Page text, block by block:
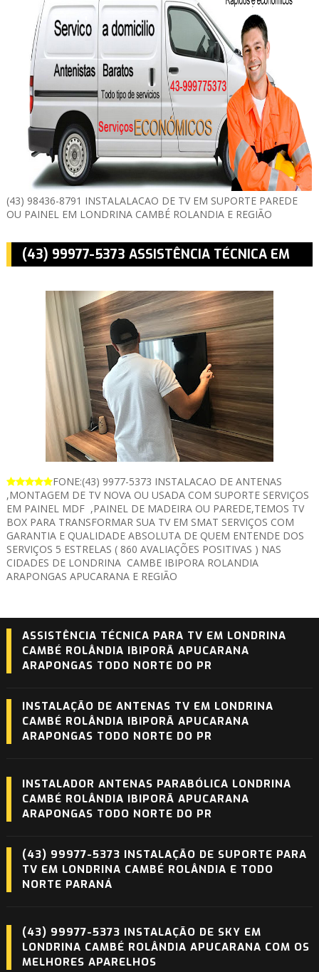
(43) 98436-8791 INSTALALACAO DE TV EM SUPORTE PAREDE
OU PAINEL EM LONDRINA CAMBÉ ROLANDIA E REGIÃO
(43) 99977-5373 ASSISTÊNCIA TÉCNICA EM
LONDRINA CAMBÉ ROLÂNDIA
FONE:(43) 9977-5373 INSTALACAO DE ANTENAS
,MONTAGEM DE TV NOVA OU USADA COM SUPORTE SERVIÇOS
EM PAINEL MDF ,PAINEL DE MADEIRA OU PAREDE,TEMOS TV
BOX PARA TRANSFORMAR SUA TV EM SMAT SERVIÇOS COM
GARANTIA E QUALIDADE ABSOLUTA DE QUEM ENTENDE DOS
SERVIÇOS 5 ESTRELAS ( 860 AVALIAÇÕES POSITIVAS ) NAS
CIDADES DE LONDRINA CAMBE IBIPORA ROLANDIA
ARAPONGAS APUCARANA E REGIÃO
ASSISTÊNCIA TÉCNICA PARA TV EM LONDRINA
CAMBÉ ROLÂNDIA IBIPORÃ APUCARANA
ARAPONGAS TODO NORTE DO PR
INSTALAÇÃO DE ANTENAS TV EM LONDRINA
CAMBÉ ROLÂNDIA IBIPORÃ APUCARANA
ARAPONGAS TODO NORTE DO PR
INSTALADOR ANTENAS PARABÓLICA LONDRINA
CAMBÉ ROLÂNDIA IBIPORÃ APUCARANA
ARAPONGAS TODO NORTE DO PR
(43) 99977-5373 INSTALAÇÃO DE SUPORTE PARA
TV EM LONDRINA CAMBÉ ROLÂNDIA E TODO
NORTE PARANÁ
(43) 99977-5373 INSTALAÇÃO DE SKY EM
LONDRINA CAMBÉ ROLÂNDIA APUCARANA COM OS
MELHORES APARELHOS